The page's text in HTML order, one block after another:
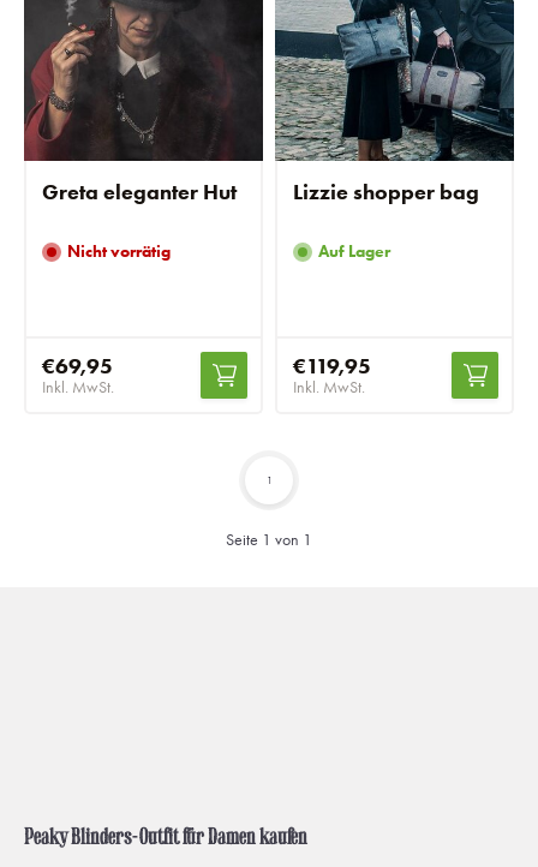
Greta eleganter Hut
Nicht vorrätig
€69,95
Inkl. MwSt.
Lizzie shopper bag
Auf Lager
€119,95
Inkl. MwSt.
Seite 1 von 1
1
Peaky Blinders-Outfit für Damen kaufen